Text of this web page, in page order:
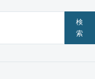
検
索